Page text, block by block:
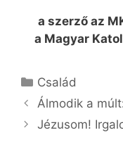
a szerző az
a Magyar
Kategória
Család
Álmodik a
Jézusom!